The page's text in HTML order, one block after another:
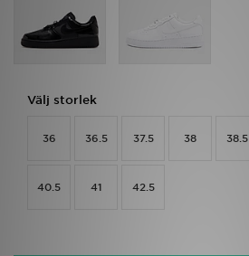
Välj storlek
36 36.5 37.5 38 38.5
40.5 41 42.5
Mina meddelanden
JD Blogg